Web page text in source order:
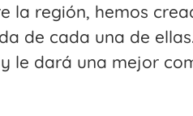
la región, hemos
de cada una de
le dará una mejor